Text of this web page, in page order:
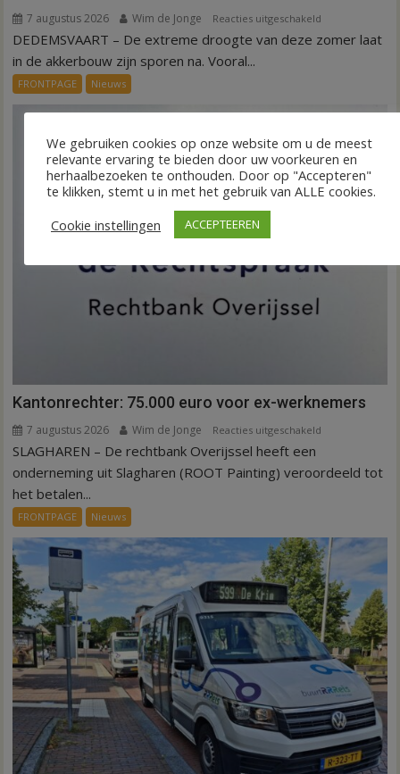
7 augustus 2026 Wim de Jonge Reacties uitgeschakeld
VIDEO
aardappeloogst
DEDEMSVAART – De extreme droogte van deze zomer laat
in de akkerbouw zijn sporen na. Vooral...
FRONTPAGE Nieuws
Kantonrechter: 75.000 euro voor ex-werknemers
7 augustus 2026 Wim de Jonge Reacties uitgeschakeld
75.000
werknemers
SLAGHAREN – De rechtbank Overijssel heeft een
onderneming uit Slagharen (ROOT Painting) veroordeeld tot
het betalen...
FRONTPAGE Nieuws
We gebruiken cookies op onze website om u de meest
relevante ervaring te bieden door uw voorkeuren en
herhaalbezoeken te onthouden. Door op "Accepteren"
te klikken, stemt u in met het gebruik van ALLE cookies.
Cookie instellingen
ACCEPTEEREN